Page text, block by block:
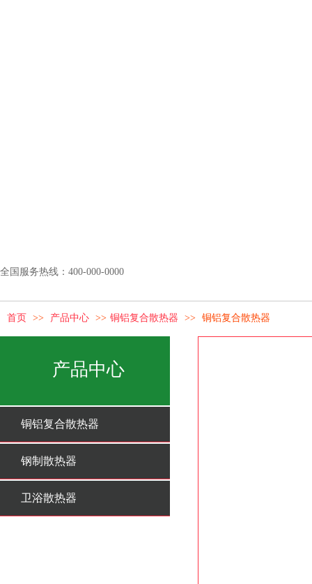
全国服务热线：400-000-0000
首页 >> 产品中心 >> 铜铝复合散热器 >> 铜铝复合散热器
产品中心
铜铝复合散热器
钢制散热器
卫浴散热器